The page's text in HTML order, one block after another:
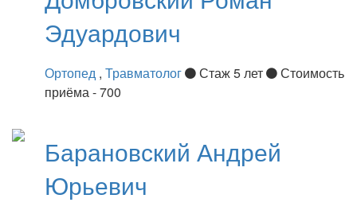
Эдуардович
Ортопед , Травматолог Стаж 5 лет
Стоимость
приёма - 700
Барановский Андрей
Юрьевич